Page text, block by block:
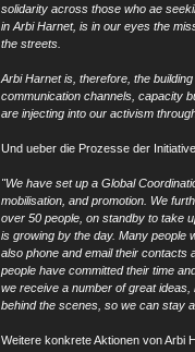
solidarity across those who ae
in Arbi Harnet, is in our eyes the
the streets.
Arbi Harnet is, therefore, the
communication channels, capacity
are injecting into our activism
Und ueber die Prozesse der
"We have set up a Global
mobilisation, and promotion. We
over 50 people, on standby to take
is growing by the day. Many people
also phone and email their contacts
people have committed their time
we receive a number of great
behind the scenes , so we can stay
Weitere konkrete Aktionen von Arbi